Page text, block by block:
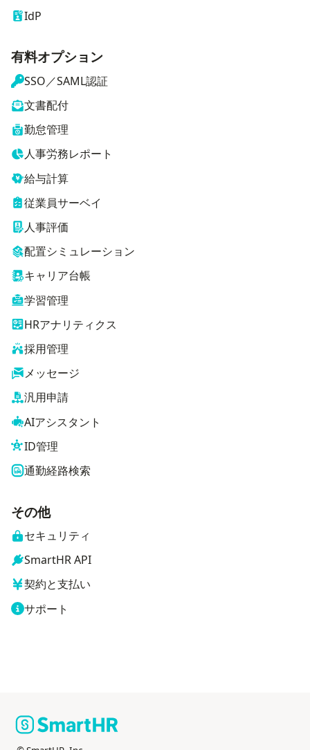
IdP
有料オプション
SSO／SAML認証
文書配付
勤怠管理
人事労務レポート
給与計算
従業員サーベイ
人事評価
配置シミュレーション
キャリア台帳
学習管理
HRアナリティクス
採用管理
メッセージ
汎用申請
AIアシスタント
ID管理
通勤経路検索
その他
セキュリティ
SmartHR API
契約と支払い
サポート